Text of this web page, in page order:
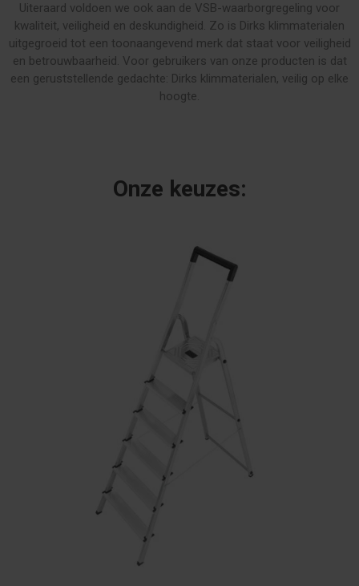
Uiteraard voldoen we ook aan de VSB-waarborgregeling voor
kwaliteit, veiligheid en deskundigheid. Zo is Dirks klimmaterialen
uitgegroeid tot een toonaangevend merk dat staat voor veiligheid
en betrouwbaarheid. Voor gebruikers van onze producten is dat
een geruststellende gedachte: Dirks klimmaterialen, veilig op elke
hoogte.
Onze keuzes: